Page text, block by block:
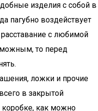
изделия с собой в
пагубно воздействует
расставание с любимой
то перед
ложки и прочие
в закрытой
коробке, как можно